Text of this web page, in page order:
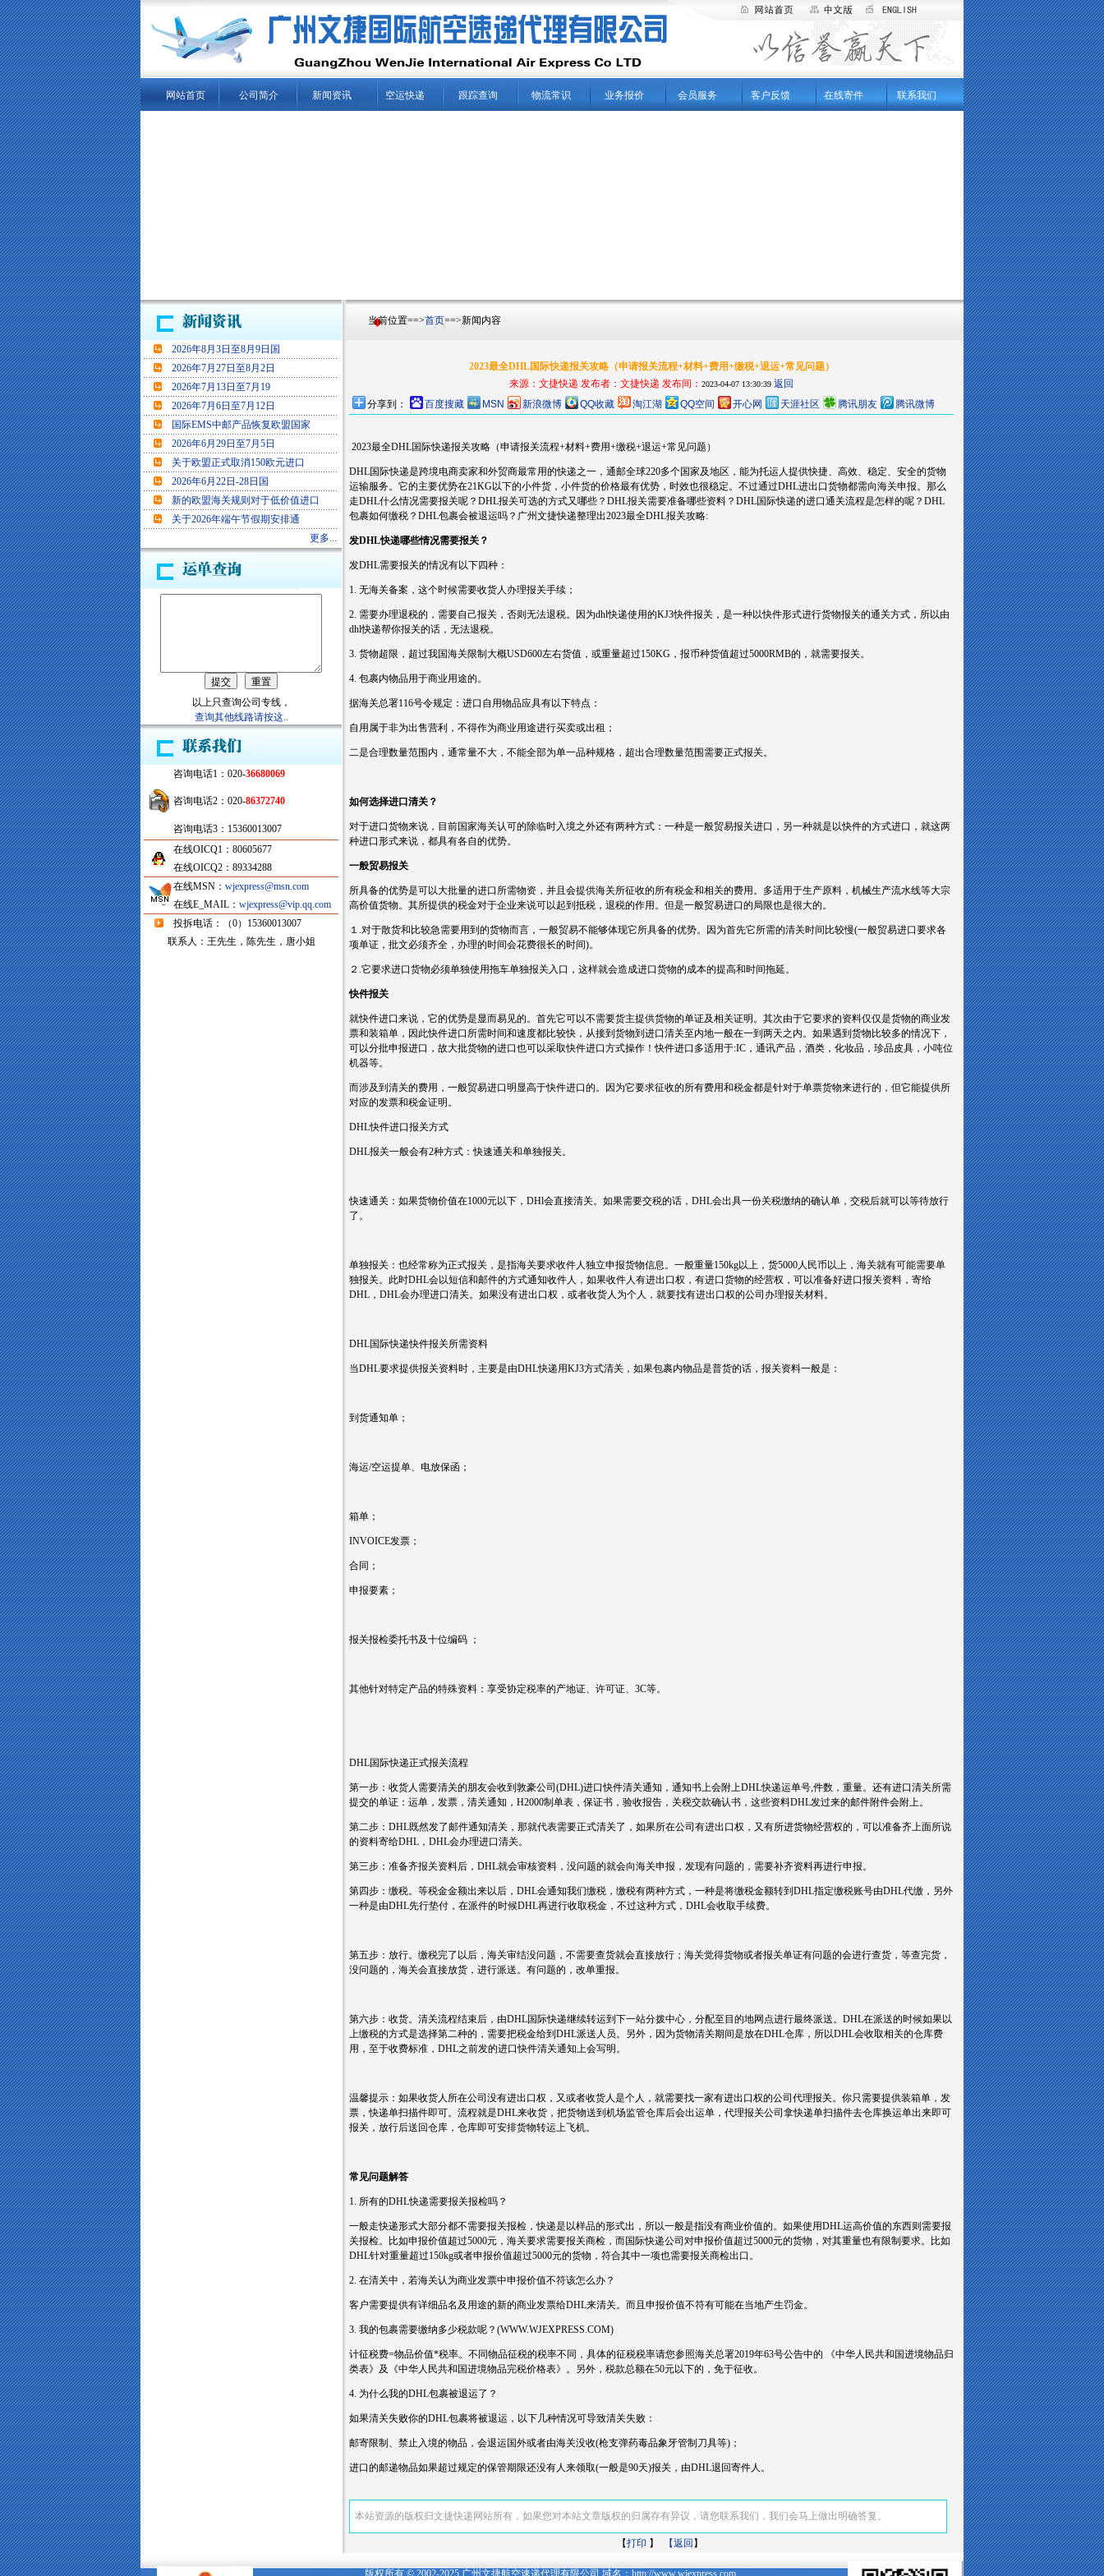
网站首页 公司简介 新闻资讯 空运快递 跟踪查询 物流常识 业务报价 会员服务 客户反馈 在线寄件 联系我们
2026年8月3日至8月9日国
2026年7月27日至8月2日
2026年7月13日至7月19
2026年7月6日至7月12日
国际EMS中邮产品恢复欧盟国家
2026年6月29日至7月5日
关于欧盟正式取消150欧元进口
2026年6月22日-28日国
新的欧盟海关规则对于低价值进口
关于2026年端午节假期安排通
更多...
以上只查询公司专线，
查询其他线路请按这..
咨询电话1：020-36680069
咨询电话2：020-86372740
咨询电话3：15360013007
在线OICQ1：80605677
在线OICQ2：89334288
在线MSN： wjexpress@msn.com
在线E_MAIL： wjexpress@vip.qq.com
投拆电话：（0）15360013007
联系人：王先生，陈先生，唐小姐
当前位置==>首页==>新闻内容
2023最全DHL国际快递报关攻略（申请报关流程+材料+费用+缴税+退运+常见问题）
来源：文捷快递 发布者： 文捷快递 发布间： 2023-04-07 13:30:39 返回
分享到：
百度搜藏 MSN 新浪微博 QQ收藏 淘江湖 QQ空间 开心网 天涯社区 腾讯朋友 腾讯微博
2023最全DHL国际快递报关攻略（申请报关流程+材料+费用+缴税+退运+常见问题）
DHL国际快递是跨境电商卖家和外贸商最常用的快递之一，通邮全球220多个国家及地区，能为托运人提供快捷、高效、稳定、安全的货物
运输服务。它的主要优势在21KG以下的小件货，小件货的价格最有优势，时效也很稳定。不过通过DHL进出口货物都需向海关申报。那么
走DHL什么情况需要报关呢？DHL报关可选的方式又哪些？DHL报关需要准备哪些资料？DHL国际快递的进口通关流程是怎样的呢？DHL
包裹如何缴税？DHL包裹会被退运吗？广州文捷快递整理出2023最全DHL报关攻略:
发DHL快递哪些情况需要报关？
发DHL需要报关的情况有以下四种：
1. 无海关备案，这个时候需要收货人办理报关手续；
2. 需要办理退税的，需要自己报关，否则无法退税。因为dhl快递使用的KJ3快件报关，是一种以快件形式进行货物报关的通关方式，所以由
dhl快递帮你报关的话，无法退税。
3. 货物超限，超过我国海关限制大概USD600左右货值，或重量超过150KG，报币种货值超过5000RMB的，就需要报关。
4. 包裹内物品用于商业用途的。
据海关总署116号令规定：进口自用物品应具有以下特点：
自用属于非为出售营利，不得作为商业用途进行买卖或出租；
二是合理数量范围内，通常量不大，不能全部为单一品种规格，超出合理数量范围需要正式报关。
如何选择进口清关？
对于进口货物来说，目前国家海关认可的除临时入境之外还有两种方式：一种是一般贸易报关进口，另一种就是以快件的方式进口，就这两
种进口形式来说，都具有各自的优势。
一般贸易报关
所具备的优势是可以大批量的进口所需物资，并且会提供海关所征收的所有税金和相关的费用。多适用于生产原料，机械生产流水线等大宗
高价值货物。其所提供的税金对于企业来说可以起到抵税，退税的作用。但是一般贸易进口的局限也是很大的。
１.对于散货和比较急需要用到的货物而言，一般贸易不能够体现它所具备的优势。因为首先它所需的清关时间比较慢(一般贸易进口要求各
项单证，批文必须齐全，办理的时间会花费很长的时间)。
２.它要求进口货物必须单独使用拖车单独报关入口，这样就会造成进口货物的成本的提高和时间拖延。
快件报关
就快件进口来说，它的优势是显而易见的。首先它可以不需要货主提供货物的单证及相关证明。其次由于它要求的资料仅仅是货物的商业发
票和装箱单，因此快件进口所需时间和速度都比较快，从接到货物到进口清关至内地一般在一到两天之内。如果遇到货物比较多的情况下，
可以分批申报进口，故大批货物的进口也可以采取快件进口方式操作！快件进口多适用于:IC，通讯产品，酒类，化妆品，珍品皮具，小吨位
机器等。
而涉及到清关的费用，一般贸易进口明显高于快件进口的。因为它要求征收的所有费用和税金都是针对于单票货物来进行的，但它能提供所
对应的发票和税金证明。
DHL快件进口报关方式
DHL报关一般会有2种方式：快速通关和单独报关。
快速通关：如果货物价值在1000元以下，DHl会直接清关。如果需要交税的话，DHL会出具一份关税缴纳的确认单，交税后就可以等待放行
了。
单独报关：也经常称为正式报关，是指海关要求收件人独立申报货物信息。一般重量150kg以上，货5000人民币以上，海关就有可能需要单
独报关。此时DHL会以短信和邮件的方式通知收件人，如果收件人有进出口权，有进口货物的经营权，可以准备好进口报关资料，寄给
DHL，DHL会办理进口清关。如果没有进出口权，或者收货人为个人，就要找有进出口权的公司办理报关材料。
DHL国际快递快件报关所需资料
当DHL要求提供报关资料时，主要是由DHL快递用KJ3方式清关，如果包裹内物品是普货的话，报关资料一般是：
到货通知单；
海运/空运提单、电放保函；
箱单；
INVOICE发票；
合同；
申报要素；
报关报检委托书及十位编码 ；
其他针对特定产品的特殊资料：享受协定税率的产地证、许可证、3C等。
DHL国际快递正式报关流程
第一步：收货人需要清关的朋友会收到敦豪公司(DHL)进口快件清关通知，通知书上会附上DHL快递运单号,件数，重量。还有进口清关所需
提交的单证：运单，发票，清关通知，H2000制单表，保证书，验收报告，关税交款确认书，这些资料DHL发过来的邮件附件会附上。
第二步：DHL既然发了邮件通知清关，那就代表需要正式清关了，如果所在公司有进出口权，又有所进货物经营权的，可以准备齐上面所说
的资料寄给DHL，DHL会办理进口清关。
第三步：准备齐报关资料后，DHL就会审核资料，没问题的就会向海关申报，发现有问题的，需要补齐资料再进行申报。
第四步：缴税。等税金金额出来以后，DHL会通知我们缴税，缴税有两种方式，一种是将缴税金额转到DHL指定缴税账号由DHL代缴，另外
一种是由DHL先行垫付，在派件的时候DHL再进行收取税金，不过这种方式，DHL会收取手续费。
第五步：放行。缴税完了以后，海关审结没问题，不需要查货就会直接放行；海关觉得货物或者报关单证有问题的会进行查货，等查完货，
没问题的，海关会直接放货，进行派送。有问题的，改单重报。
第六步：收货。清关流程结束后，由DHL国际快递继续转运到下一站分拨中心，分配至目的地网点进行最终派送。DHL在派送的时候如果以
上缴税的方式是选择第二种的，需要把税金给到DHL派送人员。另外，因为货物清关期间是放在DHL仓库，所以DHL会收取相关的仓库费
用，至于收费标准，DHL之前发的进口快件清关通知上会写明。
温馨提示：如果收货人所在公司没有进出口权，又或者收货人是个人，就需要找一家有进出口权的公司代理报关。你只需要提供装箱单，发
票，快递单扫描件即可。流程就是DHL来收货，把货物送到机场监管仓库后会出运单，代理报关公司拿快递单扫描件去仓库换运单出来即可
报关，放行后送回仓库，仓库即可安排货物转运上飞机。
常见问题解答
1. 所有的DHL快递需要报关报检吗？
一般走快递形式大部分都不需要报关报检，快递是以样品的形式出，所以一般是指没有商业价值的。如果使用DHL运高价值的东西则需要报
关报检。比如申报价值超过5000元，海关要求需要报关商检，而国际快递公司对申报价值超过5000元的货物，对其重量也有限制要求。比如
DHL针对重量超过150kg或者申报价值超过5000元的货物，符合其中一项也需要报关商检出口。
2. 在清关中，若海关认为商业发票中申报价值不符该怎么办？
客户需要提供有详细品名及用途的新的商业发票给DHL来清关。而且申报价值不符有可能在当地产生罚金。
3. 我的包裹需要缴纳多少税款呢？(WWW.WJEXPRESS.COM)
计征税费=物品价值*税率。不同物品征税的税率不同，具体的征税税率请您参照海关总署2019年63号公告中的 《中华人民共和国进境物品归
类表》及《中华人民共和国进境物品完税价格表》。另外，税款总额在50元以下的，免于征收。
4. 为什么我的DHL包裹被退运了？
如果清关失败你的DHL包裹将被退运，以下几种情况可导致清关失败：
邮寄限制、禁止入境的物品，会退运国外或者由海关没收(枪支弹药毒品象牙管制刀具等)；
进口的邮递物品如果超过规定的保管期限还没有人来领取(一般是90天)报关，由DHL退回寄件人。
本站资源的版权归文捷快递网站所有，如果您对本站文章版权的归属存有异议，请您联系我们，我们会马上做出明确答复。
【打印 】 【返回 】
版权所有 © 2002-2025 广州文捷航空速递代理有限公司 域名：http://www.wjexpress.com